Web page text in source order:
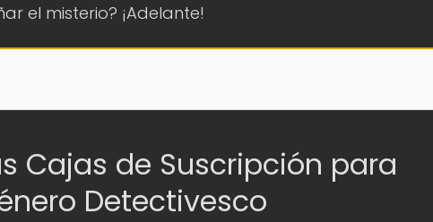
el misterio? ¡Adelante!
Cajas de Suscripción para
Detectivesco